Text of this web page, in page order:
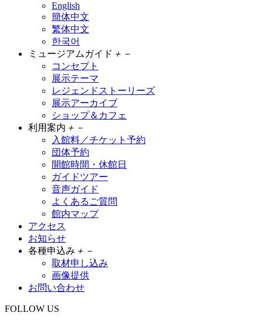
English
簡体中文
繁体中文
한국어
ミュージアムガイド ＋ －
コンセプト
展示テーマ
レジェンドストーリーズ
展示アーカイブ
ショップ＆カフェ
利用案内 ＋ －
入館料／チケット予約
団体予約
開館時間・休館日
ガイドツアー
音声ガイド
よくあるご質問
館内マップ
アクセス
お知らせ
各種申込み ＋ －
取材申し込み
画像提供
お問い合わせ
FOLLOW US